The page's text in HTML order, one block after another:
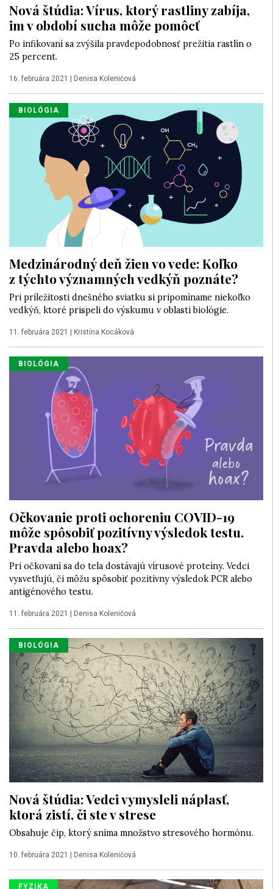
Nová štúdia: Vírus, ktorý rastliny zabíja,
im v období sucha môže pomôcť
Po infikovaní sa zvýšila pravdepodobnosť prežitia rastlín o
25 percent.
16. februára 2021 | Denisa Koleničová
BIOLÓGIA
Medzinárodný deň žien vo vede: Koľko
z týchto významných vedkýň poznáte?
Pri príležitosti dnešného sviatku si pripomíname niekoľko
vedkýň, ktoré prispeli do výskumu v oblasti biológie.
11. februára 2021 Kristína Kocáková
BIOLÓGIA
Očkovanie proti ochoreniu COVID-19
môže spôsobiť pozitívny výsledok testu.
Pravda alebo hoax?
Pri očkovaní sa do tela dostávajú vírusové proteíny. Vedci
vysvetľujú, či môžu spôsobiť pozitívny výsledok PCR alebo
antigénového testu.
11. februára 2021 Denisa Koleničová
BIOLÓGIA
Nová štúdia: Vedci vymysleli náplasť,
ktorá zistí, či ste v strese
Obsahuje čip, ktorý sníma množstvo stresového hormónu.
10. februára 2021 | Denisa Koleničová
FYZIKA